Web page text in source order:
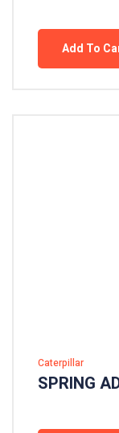
Add To
Caterpillar
SPRING